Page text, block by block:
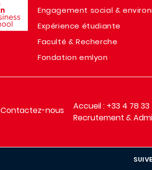
Engagement social &
Expérience étudiante
Faculté & Recherche
Fondation emlyon
Contactez-nous
Accueil : +33 4 78
Recrutement &